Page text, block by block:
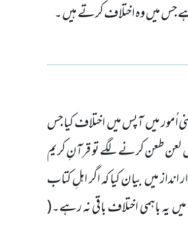
جس میں وہ اختلاف کرتے ہیں ۔
اُمور میں آپس میں اختلاف کیا جس
طعن کرنے لگے تو قرآنِ کریم
میں بیان کیا کہ اگر اہلِ کتاب
یہ باہمی اختلاف باقی نہ رہے۔(